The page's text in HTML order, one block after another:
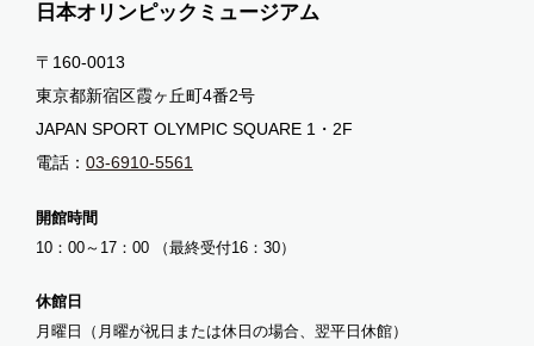
日本オリンピックミュージアム
〒160-0013
東京都新宿区霞ヶ丘町4番2号
JAPAN SPORT OLYMPIC SQUARE 1・2F
電話： 03-6910-5561
開館時間
10：00～17：00 （最終受付16：30）
休館日
月曜日（月曜が祝日または休日の場合、翌平日休館）